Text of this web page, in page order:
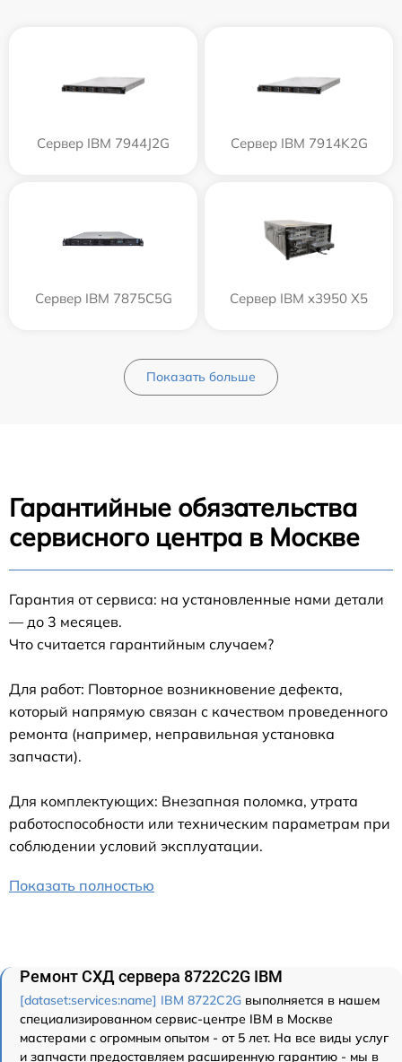
Сервер IBM 7944J2G Сервер IBM 7914K2G
Сервер IBM 7875C5G Сервер IBM x3950 X5
Показать больше
Гарантийные обязательства
сервисного центра в Москве
Гарантия от сервиса: на установленные нами детали
— до 3 месяцев.
Что считается гарантийным случаем?
Для работ: Повторное возникновение дефекта,
который напрямую связан с качеством проведенного
ремонта (например, неправильная установка
запчасти).
Для комплектующих: Внезапная поломка, утрата
работоспособности или техническим параметрам при
соблюдении условий эксплуатации.
Показать полностью
Ремонт СХД сервера 8722C2G IBM
[dataset:services:name] IBM 8722C2G выполняется в нашем
специализированном сервис-центре IBM в Москве
мастерами с огромным опытом - от 5 лет. На все виды услуг
и запчасти предоставляем расширенную гарантию - мы в